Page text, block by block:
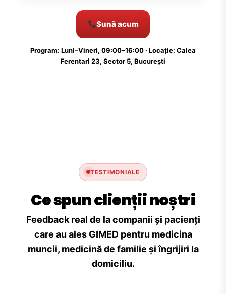
Sună acum
Program: Luni–Vineri, 09:00–16:00 · Locație: Calea
Ferentari 23, Sector 5, București
TESTIMONIALE
Ce spun clienții noștri
Feedback real de la companii și pacienți
care au ales GIMED pentru medicina
muncii, medicină de familie și îngrijiri la
domiciliu.